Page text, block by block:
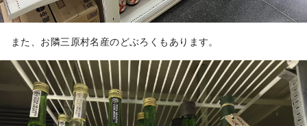
また、お隣三原村名産のどぶろくもあります。